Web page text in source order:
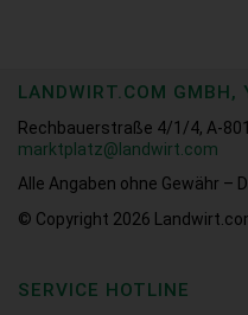
LANDWIRT.COM GMBH,
Rechbauerstraße 4/1/4, A-
marktplatz@landwirt.com
Alle Angaben ohne Gewähr –
© Copyright 2026
SERVICE HOTLINE